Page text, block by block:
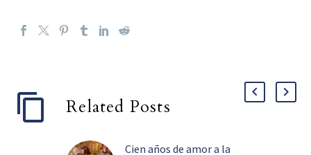
Related Posts
Cien años de amor a la